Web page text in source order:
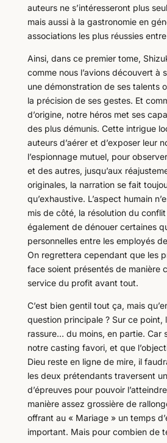
auteurs ne s’intéresseront plus
mais aussi à la gastronomie en
associations les plus réussies
Ainsi, dans ce premier tome,
comme nous l’avions découvert à
une démonstration de ses talents
la précision de ses gestes. Et
d’origine, notre héros met ses
des plus démunis. Cette intrigue
auteurs d’aérer et d’exposer leur
l’espionnage mutuel, pour
et des autres, jusqu’aux
originales, la narration se fait
qu’exhaustive. L’aspect humain
mis de côté, la résolution du
également de dénouer certaines
personnelles entre les employés
On regrettera cependant que les
face soient présentés de manière
service du profit avant tout.
C’est bien gentil tout ça, mais
question principale ? Sur ce point,
rassure… du moins, en partie. Car
notre casting favori, et que
Dieu reste en ligne de mire, il
les deux prétendants traversent
d’épreuves pour pouvoir
manière assez grossière de
offrant au « Mariage » un temps
important. Mais pour combien de